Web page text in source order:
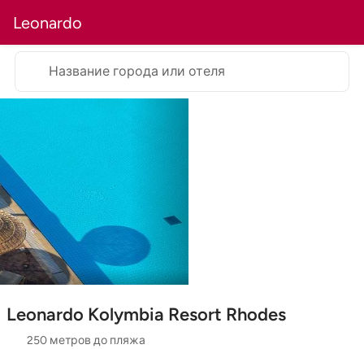
Leonardo
Leonardo Kolymbia Resort Rhodes
250 метров до пляжа
Название города или отеля